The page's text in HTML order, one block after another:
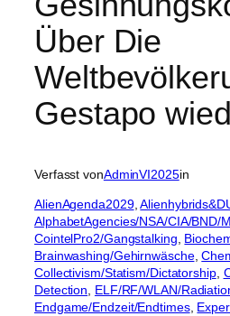
Über Die
Gestapo
Verfasst vonAdminVI2025in
AlienAgenda2029,
AlphabetAgencies/NSA/CIA/BND/
CointelPro2/Gangstalking
Brainwashing/Gehirnwäsche,
Collectivism/Statism/Dictatorship,
Detection
ELF/RF/WLAN/
Endgame/Endzeit/Endtimes,